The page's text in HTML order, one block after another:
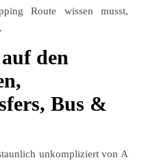
Route wissen musst,
den
Bus &
unkompliziert von A